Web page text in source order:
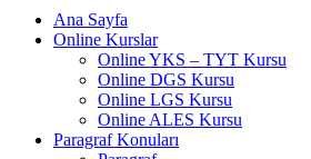
Ana Sayfa
Online Kurslar
Online YKS – TYT Kursu
Online DGS Kursu
Online LGS Kursu
Online ALES Kursu
Paragraf Konuları